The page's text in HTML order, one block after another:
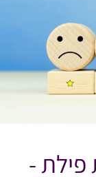
פילת -